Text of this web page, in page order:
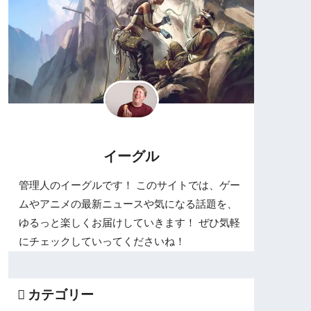
イーグル
管理人のイーグルです！ このサイトでは、ゲー
ムやアニメの最新ニュースや気になる話題を、
ゆるっと楽しくお届けしていきます！ ぜひ気軽
にチェックしていってくださいね！
カテゴリー